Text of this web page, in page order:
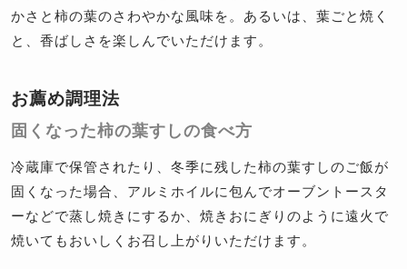
かさと柿の葉のさわやかな風味を。あるいは、葉ごと焼く
と、香ばしさを楽しんでいただけます。
お薦め調理法
固くなった柿の葉すしの食べ方
冷蔵庫で保管されたり、冬季に残した柿の葉すしのご飯が
固くなった場合、アルミホイルに包んでオーブントースタ
ーなどで蒸し焼きにするか、焼きおにぎりのように遠火で
焼いてもおいしくお召し上がりいただけます。